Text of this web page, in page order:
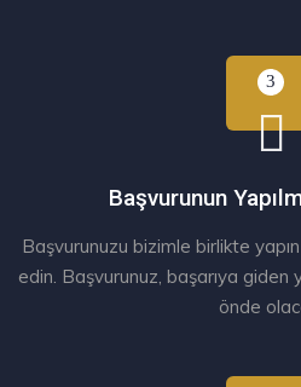
Başvurunun
Başvurunuzu bizimle birlikte
edin. Başvurunuz, başarıya giden
önde